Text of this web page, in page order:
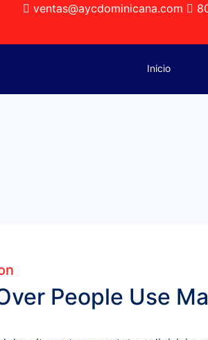
ventas@aycdominicana.com
Inicio
People Use